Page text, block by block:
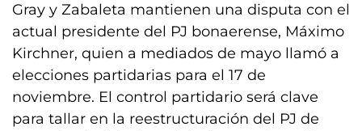
Gray y Zabaleta mantienen una disputa con el
actual presidente del PJ bonaerense, Máximo
Kirchner, quien a mediados de mayo llamó a
elecciones partidarias para el 17 de
noviembre. El control partidario será clave
para tallar en la reestructuración del PJ de